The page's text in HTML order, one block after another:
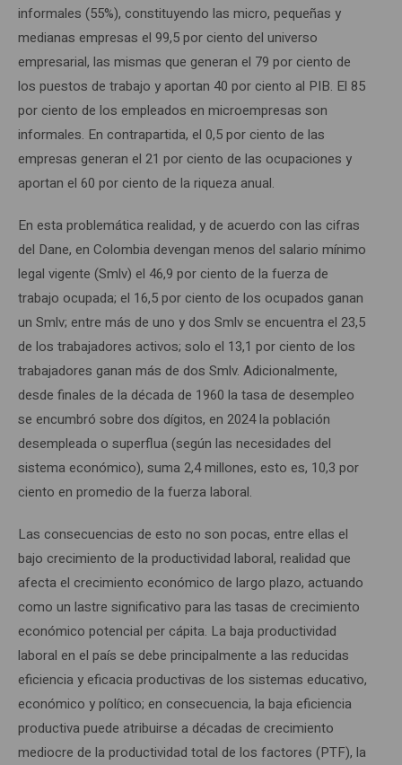
informales (55%), constituyendo las micro, pequeñas y
medianas empresas el 99,5 por ciento del universo
empresarial, las mismas que generan el 79 por ciento de
los puestos de trabajo y aportan 40 por ciento al PIB. El 85
por ciento de los empleados en microempresas son
informales. En contrapartida, el 0,5 por ciento de las
empresas generan el 21 por ciento de las ocupaciones y
aportan el 60 por ciento de la riqueza anual.
En esta problemática realidad, y de acuerdo con las cifras
del Dane, en Colombia devengan menos del salario mínimo
legal vigente (Smlv) el 46,9 por ciento de la fuerza de
trabajo ocupada; el 16,5 por ciento de los ocupados ganan
un Smlv; entre más de uno y dos Smlv se encuentra el 23,5
de los trabajadores activos; solo el 13,1 por ciento de los
trabajadores ganan más de dos Smlv. Adicionalmente,
desde finales de la década de 1960 la tasa de desempleo
se encumbró sobre dos dígitos, en 2024 la población
desempleada o superflua (según las necesidades del
sistema económico), suma 2,4 millones, esto es, 10,3 por
ciento en promedio de la fuerza laboral.
Las consecuencias de esto no son pocas, entre ellas el
bajo crecimiento de la productividad laboral, realidad que
afecta el crecimiento económico de largo plazo, actuando
como un lastre significativo para las tasas de crecimiento
económico potencial per cápita. La baja productividad
laboral en el país se debe principalmente a las reducidas
eficiencia y eficacia productivas de los sistemas educativo,
económico y político; en consecuencia, la baja eficiencia
productiva puede atribuirse a décadas de crecimiento
mediocre de la productividad total de los factores (PTF), la